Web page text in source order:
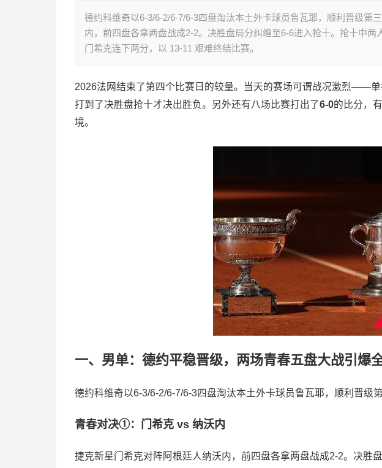
德约科维奇以6-3/6-2/6-7/6-3四盘淘汰本土外卡球员鲁瓦耶，顺利晋级第
内，前四盘各拿两盘战成2-2。决胜盘局分纠缠至6-6进入抢十。抢十中两
门希克连下两分，以 13-11 艰难终结比赛。
2026法网结束了第四个比赛日的较量。当天的赛场可谓战况激烈——单
打到了决胜盘抢十才决出胜负。另外还有八场比赛打出了6-0的比分，
境。
一、男单：德约平稳晋级，两场青春五盘大战引爆
德约科维奇以6-3/6-2/6-7/6-3四盘淘汰本土外卡球员鲁瓦耶，顺利晋级第
青春对决①：门希克 vs 纳沃内
捷克新星门希克对阵阿根廷人纳沃内，前四盘各拿两盘战成2-2。决胜